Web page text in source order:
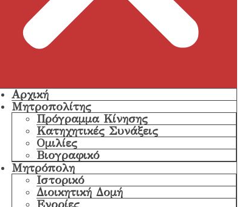
Αρχική
Μητροπολίτης
Πρόγραμμα Κίνησης
Κατηχητικές Συνάξεις
Ομιλίες
Βιογραφικό
Μητρόπολη
Ιστορικό
Διοικητική Δομή